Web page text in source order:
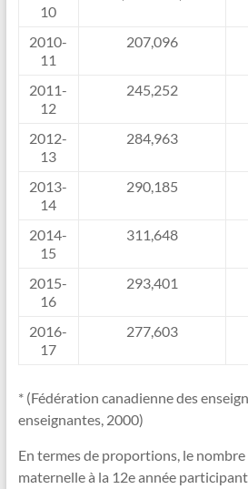
10
2010-
11
207,096
2011-
12
245,252
2012-
13
284,963
2013-
14
290,185
2014-
15
311,648
2015-
16
293,401
2016-
17
277,603
* (Fédération canadienne des
enseignantes, 2000)
En termes de proportions, le nombre
maternelle à la 12e année participant